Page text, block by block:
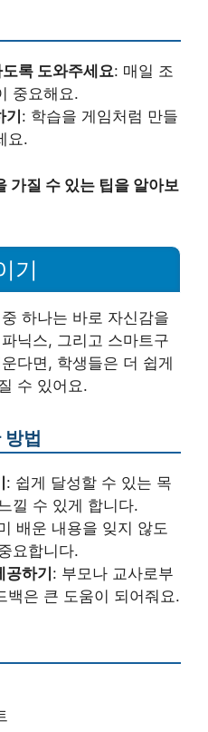
록 도와주세요: 매일 조
중요해요.
: 학습을 게임처럼 만들
요.
가질 수 있는 팁을 알아보
기
하나는 바로 자신감을
닉스, 그리고 스마트구
다면, 학생들은 더 쉽게
수 있어요.
법
: 쉽게 달성할 수 있는 목
낄 수 있게 합니다.
배운 내용을 잊지 않도
요합니다.
공하기: 부모나 교사로부
백은 큰 도움이 되어줘요.